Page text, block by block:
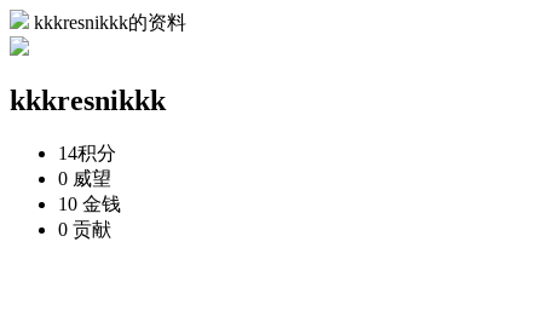
kkkresnikkk的资料
kkkresnikkk
14积分
0 威望
10 金钱
0 贡献